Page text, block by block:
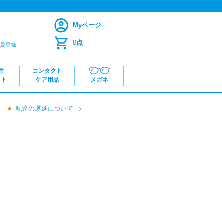
登録
Myページ
0点
コンタクト
ケア用品
メガネ
配達の遅延について